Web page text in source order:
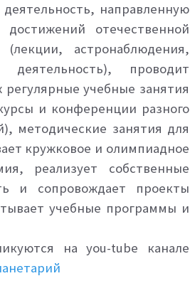
направленную
отечественной
астронаблюдения,
деятельность), проводит
учебные занятия
и конференции разного
методические занятия для
кружковое и олимпиадное
реализует собственные
и сопровождает проекты
учебные программы и
на you-tube канале